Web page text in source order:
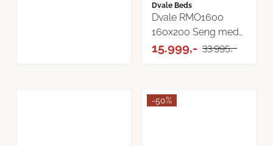
Dvale Beds
Dvale RMO1600
160x200 Seng med
oppbevaring velg ...
15.999,- 33.995,-
-50%